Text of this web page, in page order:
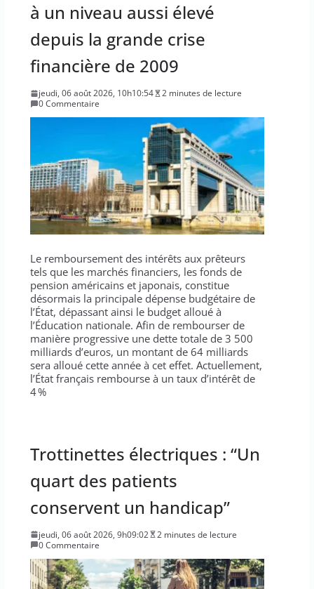
à un niveau aussi élevé
depuis la grande crise
financière de 2009
jeudi, 06 août 2026, 10h10:54
2 minutes de lecture
0 Commentaire
Le remboursement des intérêts aux prêteurs
tels que les marchés financiers, les fonds de
pension américains et japonais, constitue
désormais la principale dépense budgétaire de
l’État, dépassant ainsi le budget alloué à
l’Éducation nationale. Afin de rembourser de
manière progressive une dette totale de 3 500
milliards d’euros, un montant de 64 milliards
sera alloué cette année à cet effet. Actuellement,
l’État français rembourse à un taux d’intérêt de
4 %
Trottinettes électriques : “Un
quart des patients
conservent un handicap”
jeudi, 06 août 2026, 9h09:02
2 minutes de lecture
0 Commentaire